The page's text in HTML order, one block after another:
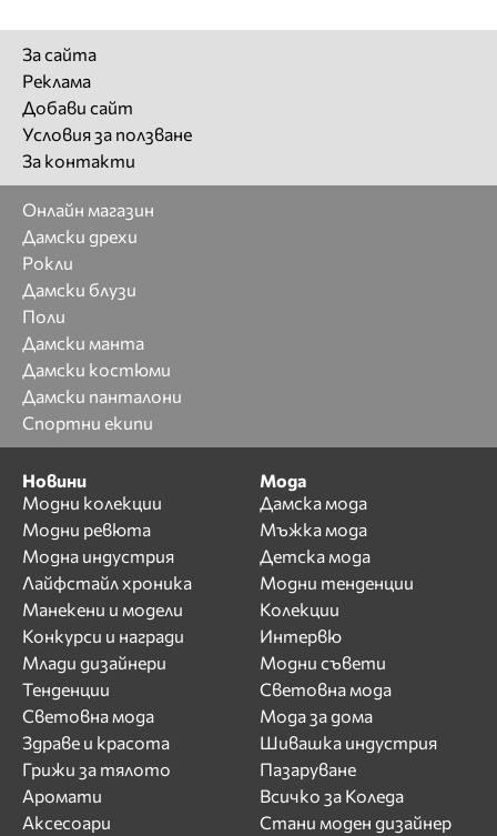
За сайта
Реклама
Добави сайт
Условия за ползване
За контакти
Онлайн магазин
Дамски дрехи
Рокли
Дамски блузи
Поли
Дамски манта
Дамски костюми
Дамски панталони
Спортни екипи
Новини
Модни колекции
Модни ревюта
Модна индустрия
Лайфстайл хроника
Манекени и модели
Конкурси и награди
Млади дизайнери
Тенденции
Световна мода
Здраве и красота
Грижи за тялото
Аромати
Аксесоари
Мода
Дамска мода
Мъжка мода
Детска мода
Модни тенденции
Колекции
Интервю
Модни съвети
Световна мода
Мода за дома
Шивашка индустрия
Пазаруване
Всичко за Коледа
Стани моден дизайнер